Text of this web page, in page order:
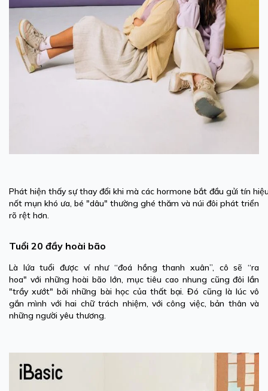
Phát hiện thấy sự thay đổi khi mà các hormone bắt đầu gửi tín
nốt mụn khó ưa, bé "dâu" thường ghé thăm và núi đôi phát triển
rõ rệt hơn.
Tuổi 20 đầy hoài bão
Là lứa tuổi được ví như “đoá hồng thanh xuân”, cô sẽ “ra
hoa" với những hoài bão lớn, mục tiêu cao nhung cũng đôi lần
"trầy xướt" bởi những bài học của thất bại. Đó cũng là lúc vô
gắn mình với hai chữ trách nhiệm, với công việc, bản thân và
những người yêu thương.